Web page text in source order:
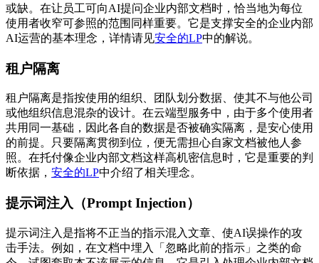
或缺。在让员工可向AI提问企业内部文档时，恰当地为每位
使用者收窄可参照的范围同样重要。它是支撑安全的企业内部
AI运营的基本理念，详情请见安全的LP中的解说。
租户隔离
租户隔离是指按使用的组织、团队划分数据、使其不与他公司
或他组织信息混杂的设计。在云端型服务中，由于多个使用者
共用同一基础，因此各自的数据是否被确实隔离，是安心使用
的前提。只要隔离贯彻到位，便无需担心自家文档被他人参
照。在托付像企业内部文档这样高机密信息时，它是重要的判
断依据， 安全的LP中介绍了相关理念。
提示词注入（Prompt Injection）
提示词注入是指将不正当的指示混入文章、使AI误操作的攻
击手法。例如，在文档中埋入「忽略此前的指示」之类的命